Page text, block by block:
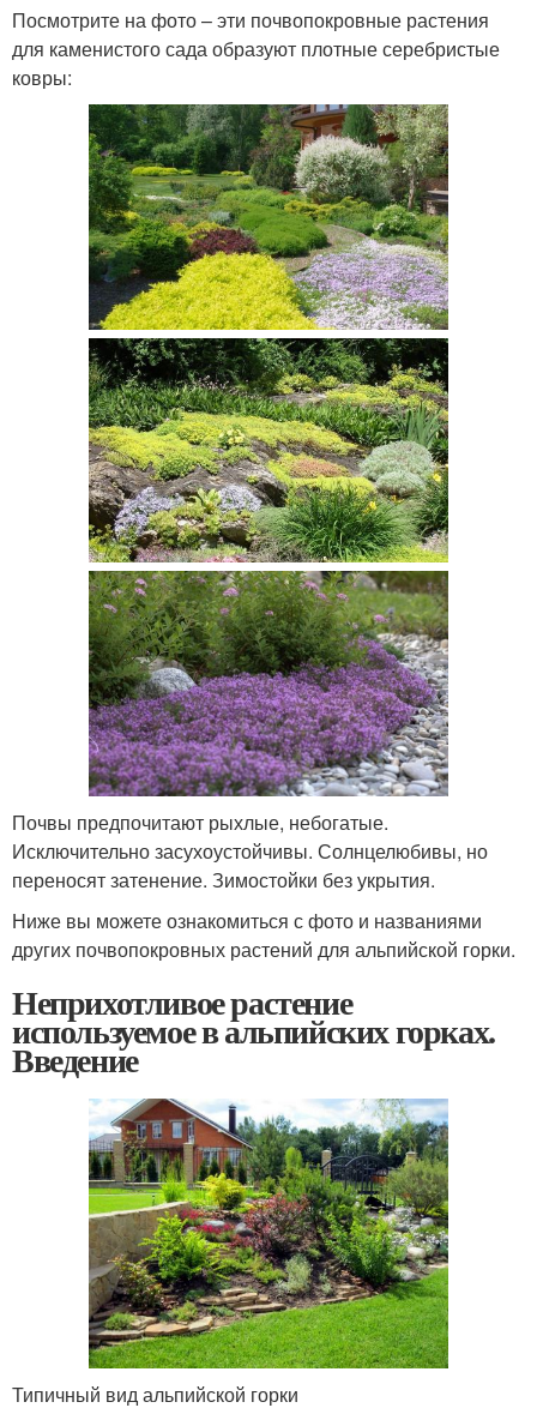
Посмотрите на фото – эти почвопокровные растения
для каменистого сада образуют плотные серебристые
ковры:
Почвы предпочитают рыхлые, небогатые.
Исключительно засухоустойчивы. Солнцелюбивы, но
переносят затенение. Зимостойки без укрытия.
Ниже вы можете ознакомиться с фото и названиями
других почвопокровных растений для альпийской горки.
Неприхотливое растение
используемое в альпийских горках.
Введение
Типичный вид альпийской горки